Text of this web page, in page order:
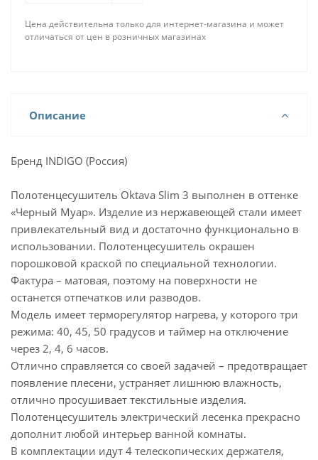
Цена действительна только для интернет-магазина и может
отличаться от цен в розничных магазинах
Описание
Бренд INDIGO (Россия)
Полотенцесушитель Oktava Slim 3 выполнен в оттенке
«Черный Муар». Изделие из нержавеющей стали имеет
привлекательный вид и достаточно функционально в
использовании. Полотенцесушитель окрашен
порошковой краской по специальной технологии.
Фактура – матовая, поэтому на поверхности не
останется отпечатков или разводов.
Модель имеет терморегулятор нагрева, у которого три
режима: 40, 45, 50 градусов и таймер на отключение
через 2, 4, 6 часов.
Отлично справляется со своей задачей – предотвращает
появление плесени, устраняет лишнюю влажность,
отлично просушивает текстильные изделия.
Полотенцесушитель электрический лесенка прекрасно
дополнит любой интерьер ванной комнаты.
В комплектации идут 4 телескопических держателя,